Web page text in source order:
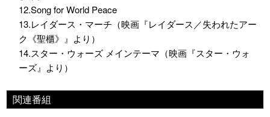
12.Song for World Peace
13.レイダース・マーチ（映画『レイダース／失われたアー
ク《聖櫃》』より）
14.スター・ウォーズ メインテーマ（映画『スター・ウォ
ーズ』より）
関連番組